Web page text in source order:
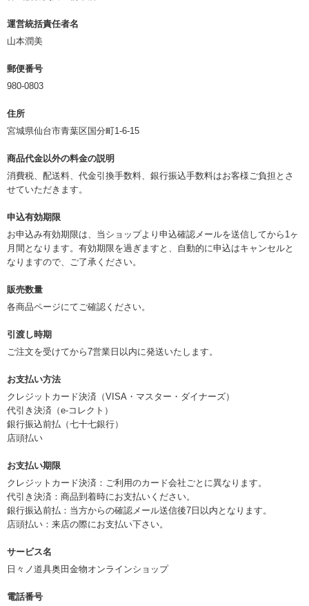
運営統括責任者名
山本潤美
郵便番号
980-0803
住所
宮城県仙台市青葉区国分町1-6-15
商品代金以外の料金の説明
消費税、配送料、代金引換手数料、銀行振込手数料はお客様ご負担とさ
せていただきます。
申込有効期限
お申込み有効期限は、当ショップより申込確認メールを送信してから1ヶ
月間となります。有効期限を過ぎますと、自動的に申込はキャンセルと
なりますので、ご了承ください。
販売数量
各商品ページにてご確認ください。
引渡し時期
ご注文を受けてから7営業日以内に発送いたします。
お支払い方法
クレジットカード決済（VISA・マスター・ダイナーズ）
代引き決済（e-コレクト）
銀行振込前払（七十七銀行）
店頭払い
お支払い期限
クレジットカード決済：ご利用のカード会社ごとに異なります。
代引き決済：商品到着時にお支払いください。
銀行振込前払：当方からの確認メール送信後7日以内となります。
店頭払い：来店の際にお支払い下さい。
サービス名
日々ノ道具奥田金物オンラインショップ
電話番号